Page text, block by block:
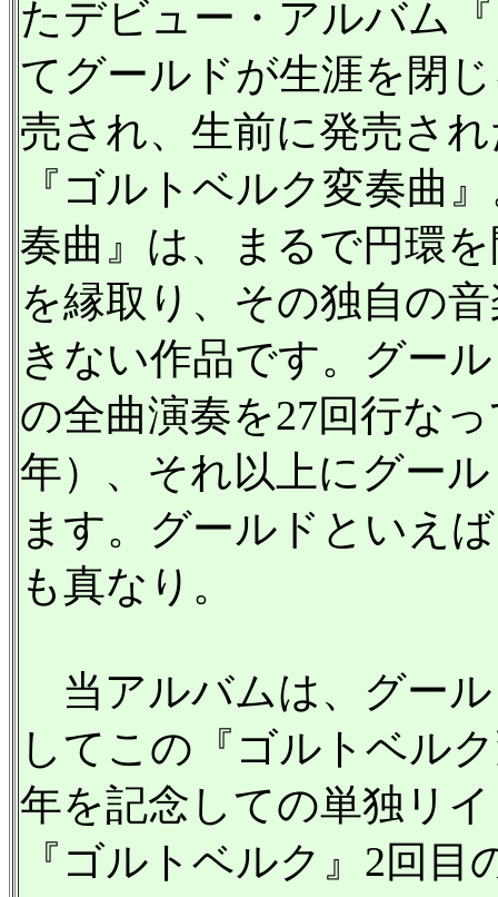
たデビュー・アルバム
てグールドが生涯を閉
売され、生前に発売さ
『ゴルトベルク変奏曲
奏曲』は、まるで円環
を縁取り、その独自の
きない作品です。グー
の全曲演奏を27回行な
年）、それ以上にグー
ます。グールドといえ
も真なり。
当アルバムは、グール
してこの『ゴルトベル
年を記念しての単独リ
『ゴルトベルク』2回